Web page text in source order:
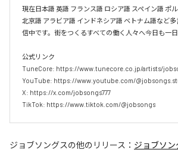
現在日本語 英語 フランス語 ロシア語 スペイン語 ポ
北京語 アラビア語 インドネシア語 ベトナム語など
信中です。街をつくるすべての働く人々へ今日も一日
公式リンク
TuneCore: https://www.tunecore.co.jp/artists/
YouTube: https://www.youtube.com/
X: https://x.com/jobsongs777
TikTok: https://www.tiktok.com/@jobsongs
ジョブソングスの他のリリース： ジョブソン